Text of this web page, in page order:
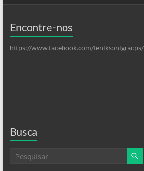
Encontre-nos
https://www.facebook.com/feniksonigracps/
Busca